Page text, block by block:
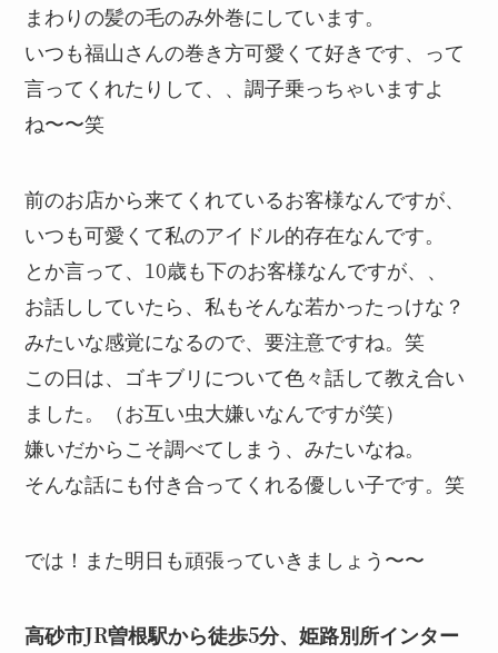
まわりの髪の毛のみ外巻にしています。
いつも福山さんの巻き方可愛くて好きです、って
言ってくれたりして、、調子乗っちゃいますよ
ね〜〜笑
前のお店から来てくれているお客様なんですが、
いつも可愛くて私のアイドル的存在なんです。
とか言って、10歳も下のお客様なんですが、、
お話ししていたら、私もそんな若かったっけな？
みたいな感覚になるので、要注意ですね。笑
この日は、ゴキブリについて色々話して教え合い
ました。（お互い虫大嫌いなんですが笑）
嫌いだからこそ調べてしまう、みたいなね。
そんな話にも付き合ってくれる優しい子です。笑
では！また明日も頑張っていきましょう〜〜
高砂市JR曽根駅から徒歩5分、姫路別所インター